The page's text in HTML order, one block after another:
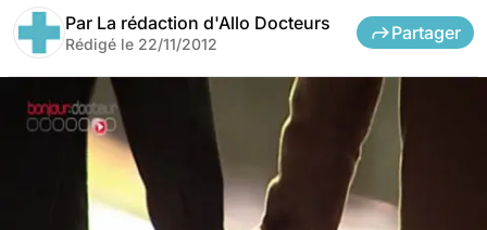
Par La rédaction d'Allo Docteurs
Rédigé le 22/11/2012
Partager